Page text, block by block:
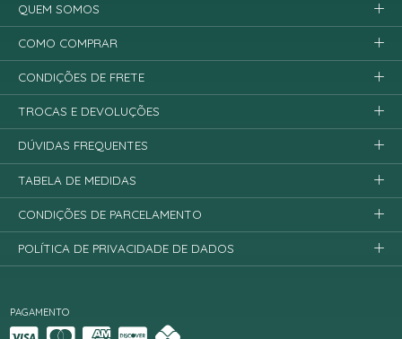
PAGAMENTO
QUEM SOMOS
COMO COMPRAR
CONDIÇÕES DE FRETE
TROCAS E DEVOLUÇÕES
DÚVIDAS FREQUENTES
TABELA DE MEDIDAS
CONDIÇÕES DE PARCELAMENTO
POLÍTICA DE PRIVACIDADE DE DADOS